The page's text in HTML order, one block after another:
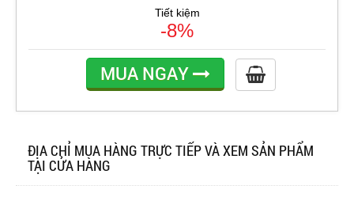
Tiết kiệm
-8%
MUA NGAY
ĐỊA CHỈ MUA HÀNG TRỰC TIẾP VÀ XEM SẢN PHẨM
TẠI CỬA HÀNG